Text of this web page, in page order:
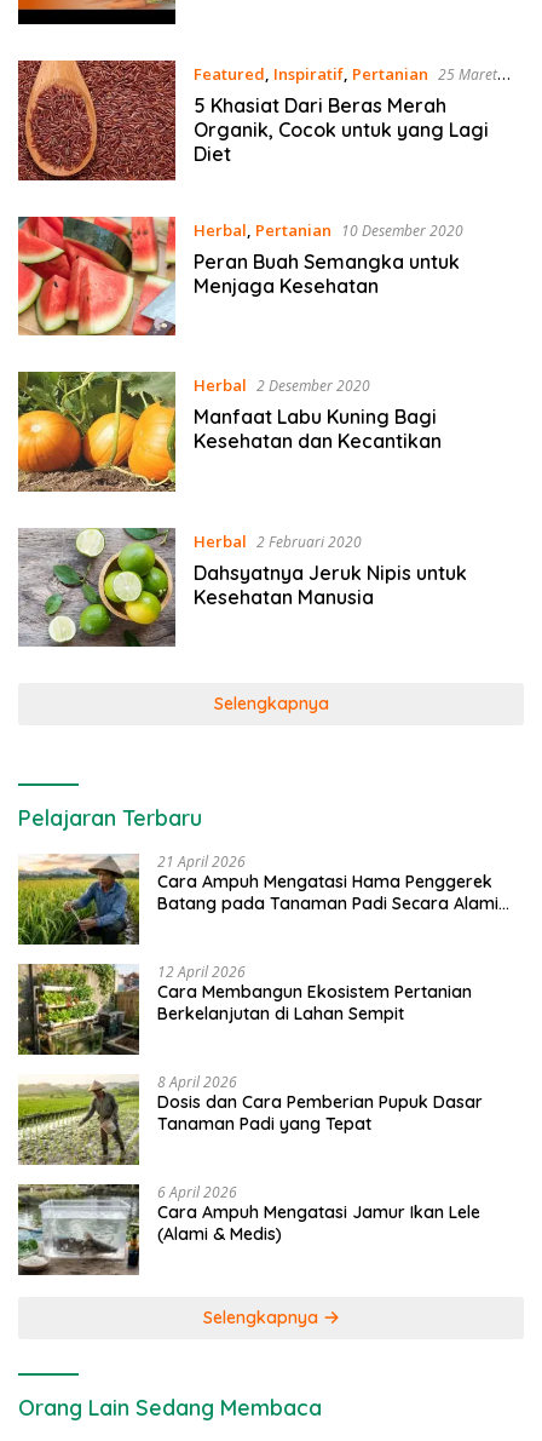
Featured, Inspiratif, Pertanian 25 Maret
2022
5 Khasiat Dari Beras Merah
Organik, Cocok untuk yang Lagi
Diet
Herbal, Pertanian 10 Desember 2020
Peran Buah Semangka untuk
Menjaga Kesehatan
Herbal 2 Desember 2020
Manfaat Labu Kuning Bagi
Kesehatan dan Kecantikan
Herbal 2 Februari 2020
Dahsyatnya Jeruk Nipis untuk
Kesehatan Manusia
Selengkapnya
Pelajaran Terbaru
21 April 2026
Cara Ampuh Mengatasi Hama Penggerek
Batang pada Tanaman Padi Secara Alami
12 April 2026
Cara Membangun Ekosistem Pertanian
Berkelanjutan di Lahan Sempit
8 April 2026
Dosis dan Cara Pemberian Pupuk Dasar
Tanaman Padi yang Tepat
6 April 2026
Cara Ampuh Mengatasi Jamur Ikan Lele
(Alami & Medis)
Selengkapnya
Orang Lain Sedang Membaca